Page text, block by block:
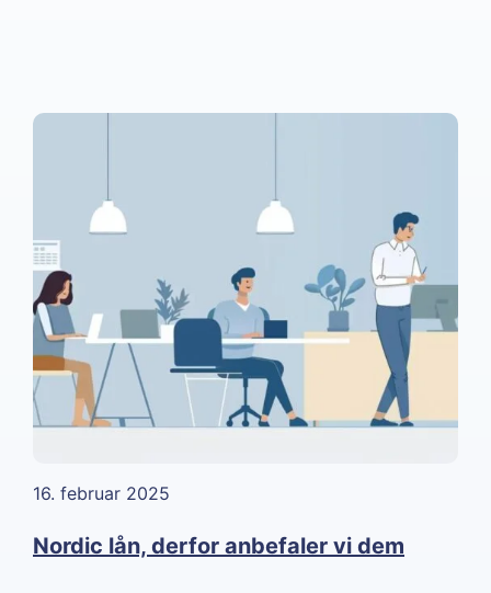
16. februar 2025
Nordic lån, derfor anbefaler vi dem